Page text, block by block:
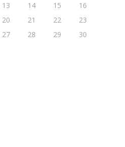
13 14 15
16
20 21 22
23
27 28 29
30